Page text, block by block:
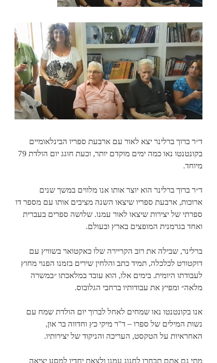
ד״ר ברוך ברלינר יצא לאור עם ארבעת ספריו הבינלאומיים
בקונטנטו נאו כמה ימים מוקדם יותר, וכעת חוגג יום הולדת 79
מיוחד.
ד״ר ברוך ברלינר הוא יוצר אותו אנו מלווים במשך שנים
ארוכות, ארבעת ספריו שיצאו השנה מציבים אותו עם מספר דו
ספרתי של יצירות שיצאו לאור עמנו. שלושה ספרים בעברית
ואחד בגרמנית המופצים בארץ ובעולם.
ברלינר, שבילה את רוב הקריירה שלו כאקטואר בשוויץ עם
דוקטורט לכלכלה, תמיד כתב והלחין שירים בזמנו הפנוי מחוץ
לעבודתו היומית. בימים אלו, הוא עובד במלאכתו ״במשרה
מלאה״ ומפיץ את עבודותיו ברחבי הגלובוס.
אנו בקונטנטו נאו שמחים לאחל לברוך יום הולדת שמח עם
נשות המילים של ספרו – ד"ר מיקי כץ וחדווה בר און,
האחראיות על הטקסט, העריכה והניקוד של יצירותיו.
מתי גם אתם תבחרו לחגוג עמנו ולצאת יחדיו למסע יציאה